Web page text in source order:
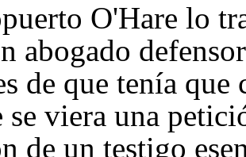
O'Hare lo
abogado
de que tenía
se viera una
de un testigo